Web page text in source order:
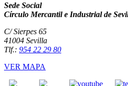
Sede Social
Círculo Mercantil e Industrial de
C/ Sierpes 65
41004 Sevilla
Tlf.: 954 22 29 80
VER MAPA